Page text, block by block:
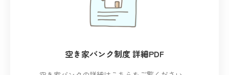
空き家バンク制度 詳細PDF